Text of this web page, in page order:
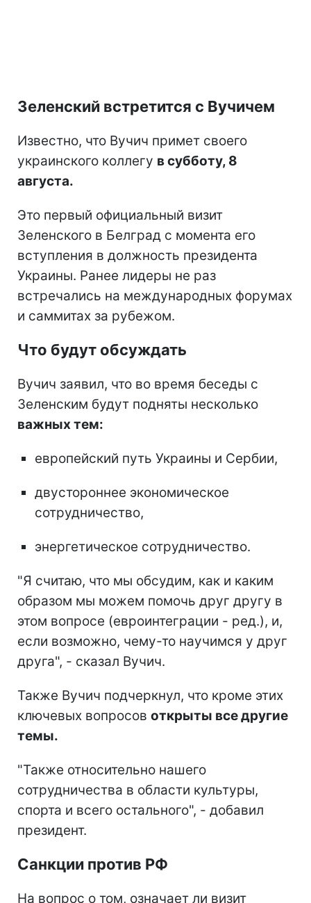
Зеленский встретится с Вучичем
Известно, что Вучич примет своего
украинского коллегу в субботу, 8
августа.
Это первый официальный визит
Зеленского в Белград с момента его
вступления в должность президента
Украины. Ранее лидеры не раз
встречались на международных форумах
и саммитах за рубежом.
Что будут обсуждать
Вучич заявил, что во время беседы с
Зеленским будут подняты несколько
важных тем:
европейский путь Украины и Сербии,
двустороннее экономическое
сотрудничество,
энергетическое сотрудничество.
"Я считаю, что мы обсудим, как и каким
образом мы можем помочь друг другу в
этом вопросе (евроинтеграции - ред.), и,
если возможно, чему-то научимся у друг
друга", - сказал Вучич.
Также Вучич подчеркнул, что кроме этих
ключевых вопросов открыты все другие
темы.
"Также относительно нашего
сотрудничества в области культуры,
спорта и всего остального", - добавил
президент.
Санкции против РФ
На вопрос о том, означает ли визит